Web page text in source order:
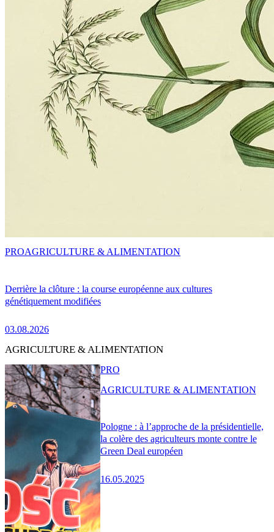
Derrière la clôture : la course européenne aux cultures
génétiquement modifiées
03.08.2026
PROAGRICULTURE & ALIMENTATION
AGRICULTURE & ALIMENTATION
Pologne : à l’approche de la présidentielle,
la colère des agriculteurs monte contre le
Green Deal européen
16.05.2025
PRO
AGRICULTURE & ALIMENTATION